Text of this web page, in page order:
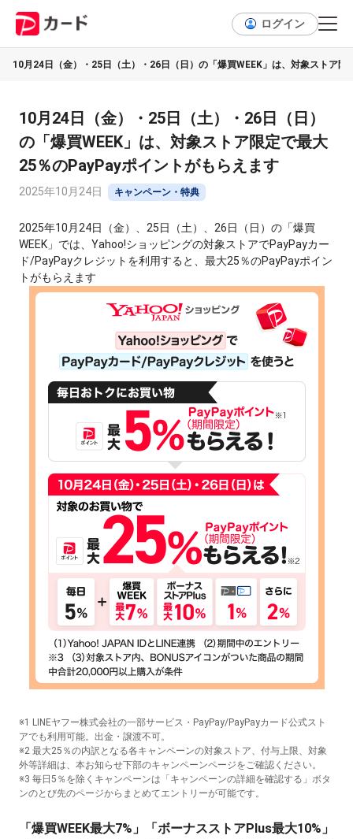
ログイン
10月24日（金）・25日（土）・26日（日）の「爆買WEEK」は、対象ストア
10月24日（金）・25日（土）・26日（日）
の「爆買WEEK」は、対象ストア限定で最大
25％のPayPayポイントがもらえます
2025年10月24日 キャンペーン・特典
2025年10月24日（金）、25日（土）、26日（日）の「爆買
WEEK」では、Yahoo!ショッピングの対象ストアでPayPayカー
ド/PayPayクレジットを利用すると、最大25％のPayPayポイン
トがもらえます
※1 LINEヤフー株式会社の一部サービス・PayPay/PayPayカード公式スト
アでも利用可能。出金・譲渡不可。
※2 最大25％の内訳となる各キャンペーンの対象ストア、付与上限、対象
外等詳細は、本お知らせ下部のキャンペーンページをご確認ください。
※3 毎日5％を除くキャンペーンは「キャンペーンの詳細を確認する」ボタ
ンのとび先のページからまとめてエントリーが可能です。
「爆買WEEK最大7%」「ボーナスストアPlus最大10%」